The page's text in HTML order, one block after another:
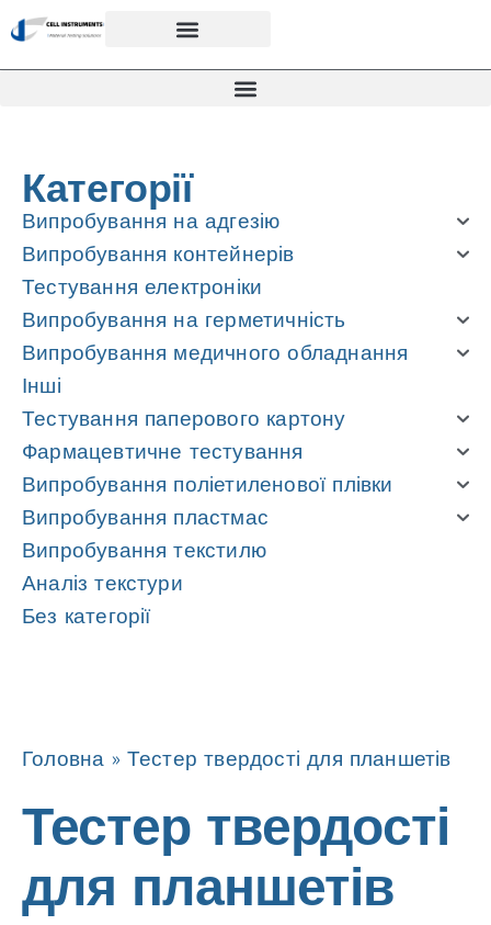
Категорії
Випробування на адгезію
Випробування контейнерів
Тестування електроніки
Випробування на герметичність
Випробування медичного обладнання
Інші
Тестування паперового картону
Фармацевтичне тестування
Випробування поліетиленової плівки
Випробування пластмас
Випробування текстилю
Аналіз текстури
Без категорії
Головна » Тестер твердості для планшетів
Тестер твердості
для планшетів